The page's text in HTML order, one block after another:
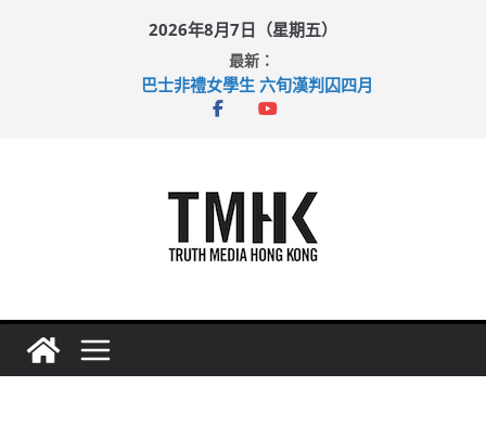
2026年8月7日（星期五）
最新：
巴士非禮女學生 六旬漢判囚四月
涉造假公屋富戶申報表 倉管員准保釋候訊